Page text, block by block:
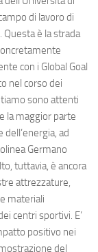
di lavoro di
Questa è la strada
con i Global Goal
nel corso dei
sono attenti
la maggior parte
dell’energia, ad
Germano
tuttavia, è ancora
attrezzature,
materiali
centri sportivi. E’
positivo nei
del